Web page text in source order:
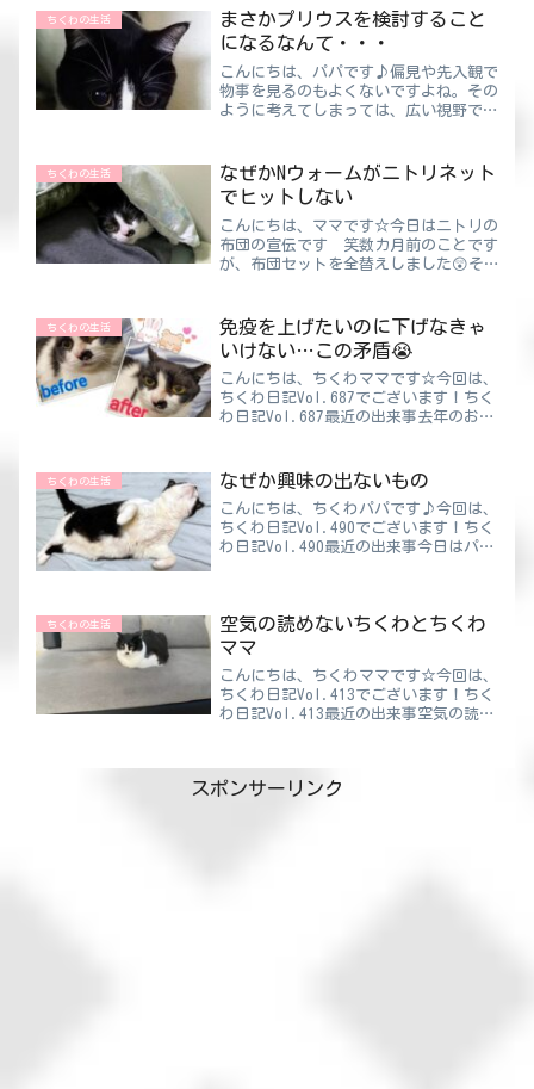
す。特に暑かった今年の夏なんかはダイ
エットをしない人の方が...
ちくわの生活
まさかプリウスを検討すること
になるなんて・・・
こんにちは、パパです♪偏見や先入観で
物事を見るのもよくないですよね。その
ように考えてしまっては、広い視野で物
話に入ります 笑ちくわパパいろんな車
を見て回るだけでも楽しい...
ちくわの生活
なぜかNウォームがニトリネット
でヒットしない
こんにちは、ママです☆今日はニトリの
布団の宣伝です 笑数カ月前のことです
が、布団セットを全替えしました😲そ
がりませんねぇ買ったのはたぶんNウォ
ームです。たぶんていうのは...
ちくわの生活
免疫を上げたいのに下げなきゃ
いけない…この矛盾😭
こんにちは、ちくわママです☆今回は、
ちくわ日記Vol.687でございます！ちく
わ日記Vol.687最近の出来事去年のお正
く寝て、ほとんど動かず…結果、体重は
しっかり増えて...
ちくわの生活 なぜか興味の出ないもの
こんにちは、ちくわパパです♪今回は、
ちくわ日記Vol.490でございます！ちく
わ日記Vol.490最近の出来事今日はパパ
でません…。...
ちくわの生活
空気の読めないちくわとちくわ
ママ
こんにちは、ちくわママです☆今回は、
ちくわ日記Vol.413でございます！ちく
わ日記Vol.413最近の出来事空気の読め
れたことないから、パパだけがそう思っ
てるのかなぁ...
スポンサーリンク